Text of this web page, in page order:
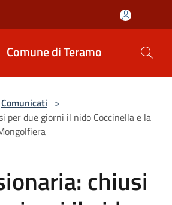
Comune di Teramo
Comunicati >
per due giorni il nido Coccinella e la
chiusi